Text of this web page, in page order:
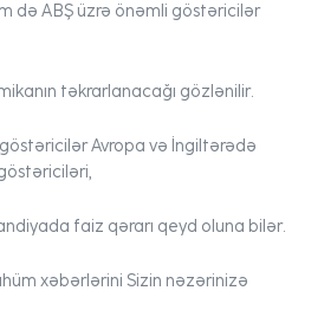
də ABŞ üzrə önəmli göstəricilər
təkrarlanacağı gözlənilir.
Avropa və İngiltərədə
faiz qərarı qeyd oluna bilər.
xəbərlərini Sizin nəzərinizə